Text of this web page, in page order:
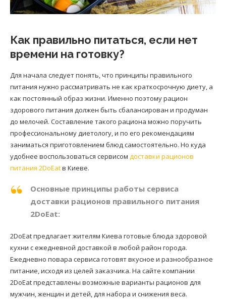
Как правильно питаться, если нет
времени на готовку?
Для начала следует понять, что принципы правильного
питания нужно рассматривать не как краткосрочную диету, а
как постоянный образ жизни. Именно поэтому рацион
здорового питания должен быть сбалансирован и продуман
до мелочей. Составление такого рациона можно поручить
профессиональному диетологу, и по его рекомендациям
заниматься приготовлением блюд самостоятельно. Но куда
удобнее воспользоваться сервисом доставки рационов
питания 2DoEatв Киеве.
Основные принципы работы сервиса
доставки рационов правильного питания
2DoEat:
2DoEat предлагает жителям Киева готовые блюда здоровой
кухни с ежедневной доставкой в любой район города.
Ежедневно повара сервиса готовят вкусное и разнообразное
питание, исходя из целей заказчика. На сайте компании
2DoEat представлены возможные варианты рационов для
мужчин, женщин и детей, для набора и снижения веса.